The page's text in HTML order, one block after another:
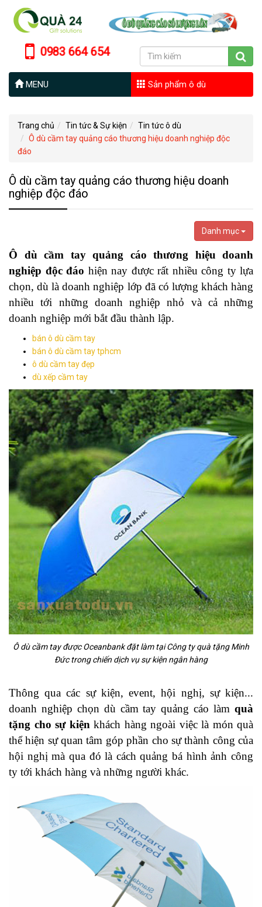
0983 664 654
MENU Sản phẩm ô dù
Trang chủ Tin tức & Sự kiện
Tin tức ô dù
Ô dù cầm tay quảng cáo thương hiệu doanh nghiệp độc
đáo
Ô dù cầm tay quảng cáo thương hiệu doanh
nghiệp độc đáo
Danh mục
Ô dù cầm tay quảng cáo thương hiệu doanh
nghiệp độc đáo hiện nay được rất nhiều công ty lựa
chọn, dù là doanh nghiệp lớp đã có lượng khách hàng
nhiều tới những doanh nghiệp nhỏ và cả những
doanh nghiệp mới bắt đầu thành lập.
bán ô dù cầm tay
bán ô dù cầm tay tphcm
ô dù cầm tay đẹp
dù xếp cầm tay
Ô dù cầm tay được Oceanbank đặt làm tại Công ty quà tặng Minh
Đức trong chiến dịch vụ sự kiện ngân hàng
Thông qua các sự kiện, event, hội nghị, sự kiện...
doanh nghiệp chọn dù cầm tay quảng cáo làm quà
tặng cho sự kiện khách hàng ngoài việc là món quà
thể hiện sự quan tâm góp phần cho sự thành công của
hội nghị mà qua đó là cách quảng bá hình ảnh công
ty tới khách hàng và những người khác.